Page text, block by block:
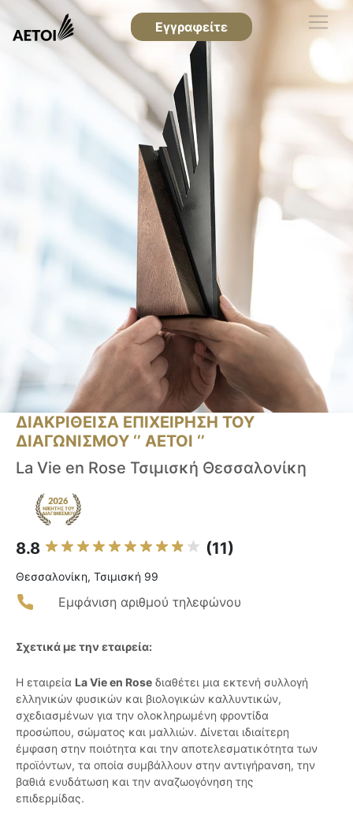
Εγγραφείτε
ΔΙΑΚΡΙΘΕΙΣΑ ΕΠΙΧΕΙΡΗΣΗ ΤΟΥ
ΔΙΑΓΩΝΙΣΜΟΥ ‘’ ΑΕΤΟΙ ‘’
La Vie en Rose Τσιμισκή Θεσσαλονίκη
8.8 (11)
Θεσσαλονίκη, Τσιμισκή 99
Εμφάνιση αριθμού τηλεφώνου
Σχετικά με την εταιρεία:
Η εταιρεία La Vie en Rose διαθέτει μια εκτενή συλλογή
ελληνικών φυσικών και βιολογικών καλλυντικών,
σχεδιασμένων για την ολοκληρωμένη φροντίδα
προσώπου, σώματος και μαλλιών. Δίνεται ιδιαίτερη
έμφαση στην ποιότητα και την αποτελεσματικότητα των
προϊόντων, τα οποία συμβάλλουν στην αντιγήρανση, την
βαθιά ενυδάτωση και την αναζωογόνηση της
επιδερμίδας.